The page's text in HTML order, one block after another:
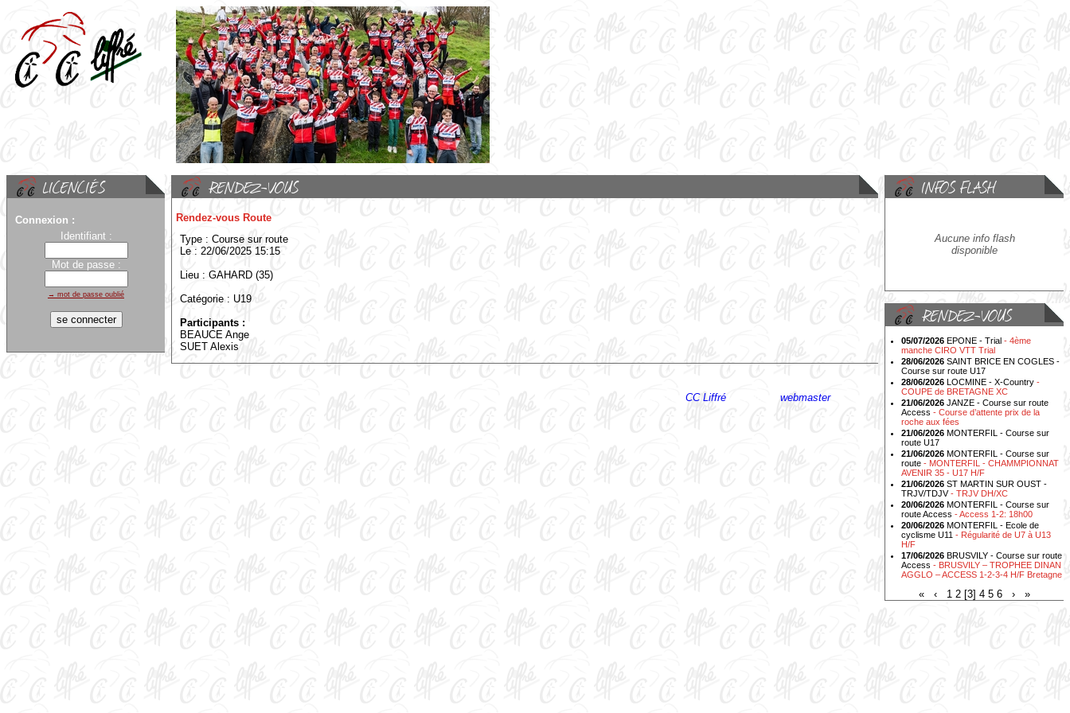
Aucune info flash
disponible
05/07/2026 EPONE - Trial - 4ème
manche CIRO VTT Trial
28/06/2026 SAINT BRICE EN COGLES -
Course sur route U17
28/06/2026 LOCMINE - X-Country -
COUPE de BRETAGNE XC
21/06/2026 JANZE - Course sur route
Access - Course d’attente prix de la
roche aux fées
21/06/2026 MONTERFIL - Course sur
route U17
21/06/2026 MONTERFIL - Course sur
route - MONTERFIL - CHAMMPIONNAT
AVENIR 35 - U17 H/F
21/06/2026 ST MARTIN SUR OUST -
TRJV/TDJV- TRJV DH/XC
20/06/2026 MONTERFIL - Course sur
route Access - Access 1-2: 18h00
20/06/2026 MONTERFIL - Ecole de
cyclisme U11 - Régularité de U7 à U13
H/F
17/06/2026 BRUSVILY - Course sur route
Access - BRUSVILY – TROPHEE DINAN
AGGLO – ACCESS 1-2-3-4 H/F Bretagne
« ‹ 1 2 [3] 4 5 6 › »
Connexion :
Identifiant :
Mot de passe :
→ mot de passe oublié
Rendez-vous Route
Type : Course sur route
Le : 22/06/2025 15:15
Lieu : GAHARD (35)
Catégorie : U19
Participants :
BEAUCE Ange
SUET Alexis
CC Liffré webmaster